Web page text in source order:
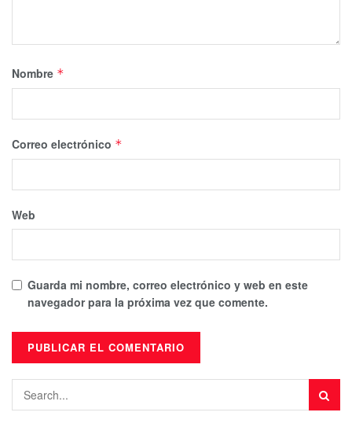
Nombre *
Correo electrónico *
Web
Guarda mi nombre, correo electrónico y web en este
navegador para la próxima vez que comente.